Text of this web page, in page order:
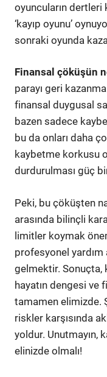
oyuncuların dertleri
‘kayıp oyunu’
sonraki oyunda
Finansal çöküşün
parayı geri kazanma
finansal duygusal
bazen sadece
bu da onları daha
kaybetme korkusu
durdurulması güç
Peki, bu çöküşten
arasında bilinçli
limitler koymak
profesyonel yardım
gelmektir. Sonuçta,
hayatın dengesi ve
tamamen elimizde.
riskler karşısında
yoldur. Unutmayın,
elinizde olmalı!